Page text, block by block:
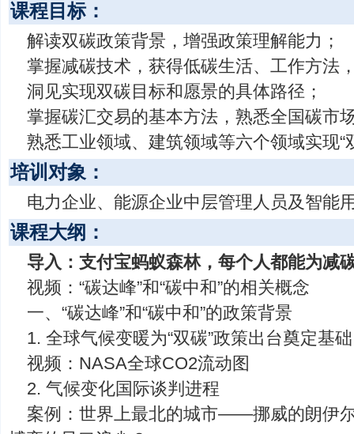
课程目标：
解读双碳政策背景，增强政策理解能力；
掌握减碳技术，获得低碳生活、工作方法
洞见实现双碳目标和愿景的具体路径；
掌握碳汇交易的基本方法，熟悉全国碳市
熟悉工业领域、建筑领域等六个领域实现“
培训对象：
电力企业、能源企业中层管理人员及智能
课程大纲：
导入：支付宝蚂蚁森林，每个人都能为减
视频：“碳达峰”和“碳中和”的相关概念
一、“碳达峰”和“碳中和”的政策背景
1. 全球气候变暖为“双碳”政策出台奠定基础
视频：NASA全球CO2流动图
2. 气候变化国际谈判进程
案例：世界上最北的城市——挪威的朗伊